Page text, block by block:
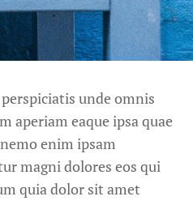
unde omnis
aperiam eaque ipsa quae
enim ipsam
magni dolores eos qui
quia dolor sit amet